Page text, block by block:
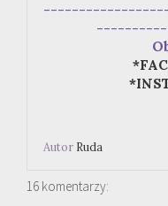
Autor Ruda
16 komentarzy: